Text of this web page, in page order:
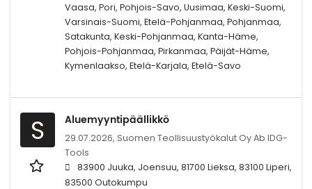
Vaasa, Pori, Pohjois-Savo, Uusimaa, Keski-Suomi,
Varsinais-Suomi, Etelä-Pohjanmaa, Pohjanmaa,
Satakunta, Keski-Pohjanmaa, Kanta-Häme,
Pohjois-Pohjanmaa, Pirkanmaa, Päijät-Häme,
Kymenlaakso, Etelä-Karjala, Etelä-Savo
S Aluemyyntipäällikkö
29.07.2026, Suomen Teollisuustyökalut Oy Ab IDG-
Tools
83900 Juuka, Joensuu, 81700 Lieksa, 83100 Liperi,
83500 Outokumpu